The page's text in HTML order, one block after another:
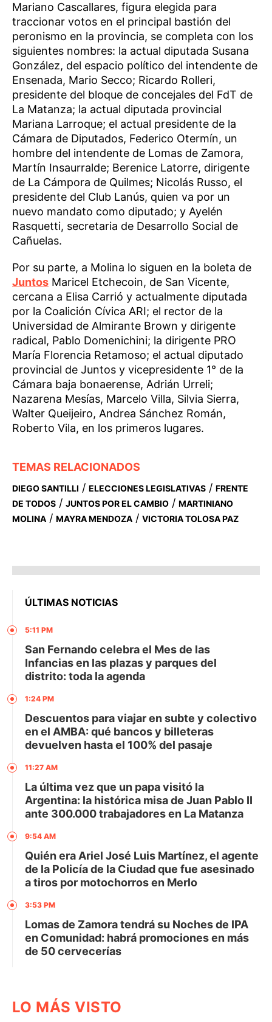
Mariano Cascallares, figura elegida para
traccionar votos en el principal bastión del
peronismo en la provincia, se completa con los
siguientes nombres: la actual diputada Susana
González, del espacio político del intendente de
Ensenada, Mario Secco; Ricardo Rolleri,
presidente del bloque de concejales del FdT de
La Matanza; la actual diputada provincial
Mariana Larroque; el actual presidente de la
Cámara de Diputados, Federico Otermín, un
hombre del intendente de Lomas de Zamora,
Martín Insaurralde; Berenice Latorre, dirigente
de La Cámpora de Quilmes; Nicolás Russo, el
presidente del Club Lanús, quien va por un
nuevo mandato como diputado; y Ayelén
Rasquetti, secretaria de Desarrollo Social de
Cañuelas.
Por su parte, a Molina lo siguen en la boleta de
Juntos Maricel Etchecoin, de San Vicente,
cercana a Elisa Carrió y actualmente diputada
por la Coalición Cívica ARI; el rector de la
Universidad de Almirante Brown y dirigente
radical, Pablo Domenichini; la dirigente PRO
María Florencia Retamoso; el actual diputado
provincial de Juntos y vicepresidente 1° de la
Cámara baja bonaerense, Adrián Urreli;
Nazarena Mesías, Marcelo Villa, Silvia Sierra,
Walter Queijeiro, Andrea Sánchez Román,
Roberto Vila, en los primeros lugares.
TEMAS RELACIONADOS
DIEGO SANTILLI / ELECCIONES LEGISLATIVAS / FRENTE
DE TODOS / JUNTOS POR EL CAMBIO / MARTINIANO
MOLINA / MAYRA MENDOZA / VICTORIA TOLOSA PAZ
ÚLTIMAS NOTICIAS
5:11 PM
San Fernando celebra el Mes de las
Infancias en las plazas y parques del
distrito: toda la agenda
1:24 PM
Descuentos para viajar en subte y colectivo
en el AMBA: qué bancos y billeteras
devuelven hasta el 100% del pasaje
11:27 AM
La última vez que un papa visitó la
Argentina: la histórica misa de Juan Pablo II
ante 300.000 trabajadores en La Matanza
9:54 AM
Quién era Ariel José Luis Martínez, el agente
de la Policía de la Ciudad que fue asesinado
a tiros por motochorros en Merlo
3:53 PM
Lomas de Zamora tendrá su Noches de IPA
en Comunidad: habrá promociones en más
de 50 cervecerías
LO MÁS VISTO